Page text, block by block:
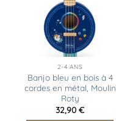
2-4 ANS
Banjo bleu en bois à 4
cordes en métal, Moulin
Roty
32,90 €